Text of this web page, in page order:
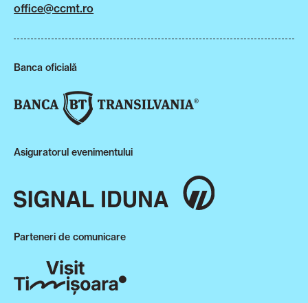
office@ccmt.ro
Banca oficială
Asiguratorul evenimentului
Parteneri de comunicare